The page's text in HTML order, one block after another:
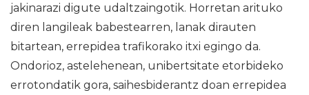
jakinarazi digute udaltzaingotik. Horretan arituko
diren langileak babestearren, lanak dirauten
bitartean, errepidea trafikorako itxi egingo da.
Ondorioz, astelehenean, unibertsitate etorbideko
errotondatik gora, saihesbiderantz doan errepidea